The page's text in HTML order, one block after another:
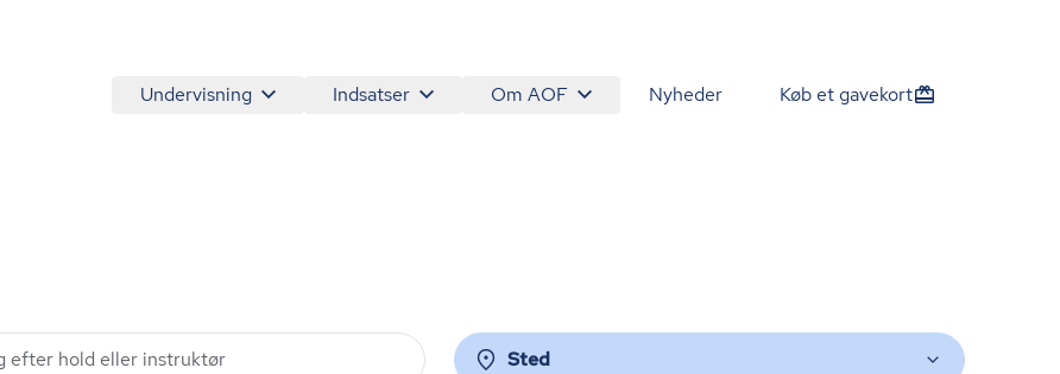
Undervisning Indsatser Om AOF Nyheder Køb et gavekort
Sted